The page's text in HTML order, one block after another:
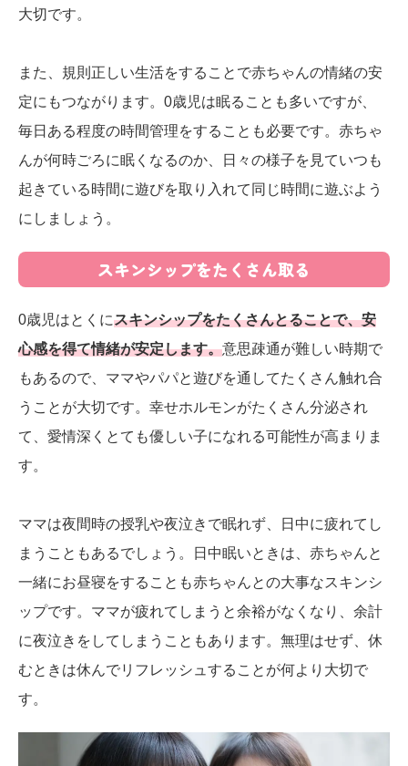
大切です。
また、規則正しい生活をすることで赤ちゃんの情緒の安
定にもつながります。0歳児は眠ることも多いですが、
毎日ある程度の時間管理をすることも必要です。赤ちゃ
んが何時ごろに眠くなるのか、日々の様子を見ていつも
起きている時間に遊びを取り入れて同じ時間に遊ぶよう
にしましょう。
スキンシップをたくさん取る
0歳児はとくにスキンシップをたくさんとることで、安
心感を得て情緒が安定します。意思疎通が難しい時期で
もあるので、ママやパパと遊びを通してたくさん触れ合
うことが大切です。幸せホルモンがたくさん分泌され
て、愛情深くとても優しい子になれる可能性が高まりま
す。
ママは夜間時の授乳や夜泣きで眠れず、日中に疲れてし
まうこともあるでしょう。日中眠いときは、赤ちゃんと
一緒にお昼寝をすることも赤ちゃんとの大事なスキンシ
ップです。ママが疲れてしまうと余裕がなくなり、余計
に夜泣きをしてしまうこともあります。無理はせず、休
むときは休んでリフレッシュすることが何より大切で
す。